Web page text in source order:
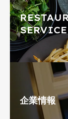
SERVICE
企業情報